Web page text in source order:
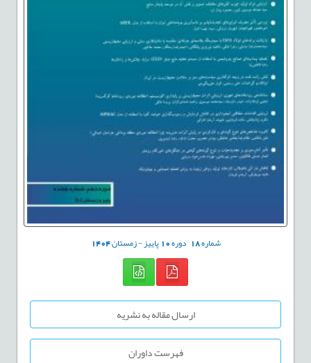
شماره18 دوره10پاییز - زمستان1404
ارسال مقاله به نشریه
فهرست داوران